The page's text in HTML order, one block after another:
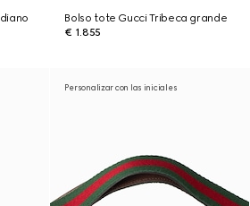
Bolso tote Gucci Tribeca grande
€ 1.855
Personalizar con las iniciales